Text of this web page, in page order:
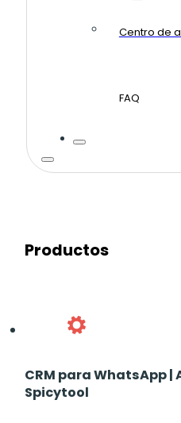
Centro de
FAQ
Productos
CRM para WhatsApp
Spicytool